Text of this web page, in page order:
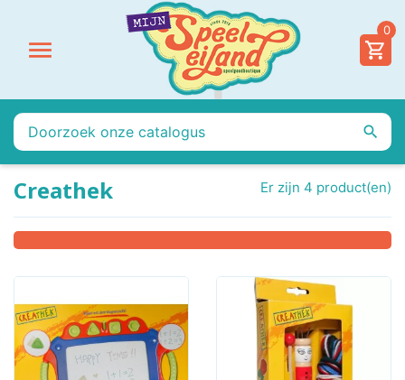

0

Creathek Er zijn 4 product(en)